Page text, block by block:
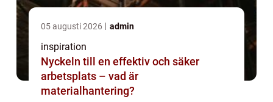
05 augusti 2026 admin
inspiration
Nyckeln till en effektiv och säker
arbetsplats – vad är
materialhantering?